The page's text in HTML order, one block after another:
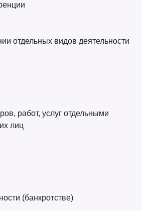
отдельных видов деятельности
работ, услуг отдельными
лиц
(банкротстве)